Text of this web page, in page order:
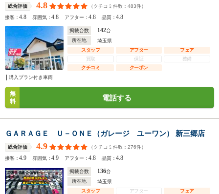
総合評価 4.8 （クチコミ件数： 483件）
接客：4.8 雰囲気：4.8 アフター：4.8 品質：4.8
掲載台数 142台
所在地
埼玉県
スタッフ
アフター
フェア
買取
保証
整備
クチコミ
クーポン
購入プラン付き車両
無
料
電話する
ＧＡＲＡＧＥ Ｕ－ＯＮＥ（ガレージ ユーワン） 新三郷店
総合評価 4.9 （クチコミ件数： 276件）
接客：4.9 雰囲気：4.9 アフター：4.8 品質：4.8
掲載台数 136台
所在地
埼玉県
スタッフ
アフター
フェア